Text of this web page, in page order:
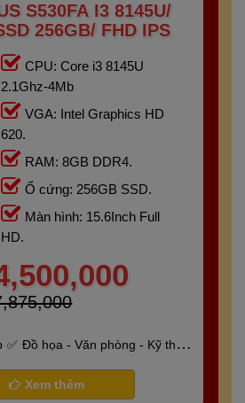
S530FA I3 8145U/
256GB/ FHD IPS
CPU: Core i3 8145U
2.1Ghz-4Mb
VGA: Intel Graphics HD
620.
RAM: 8GB DDR4.
Ổ cứng: 256GB SSD.
Màn hình: 15.6Inch Full
HD.
Đồ họa - Văn phòng - Kỹ thuật
6 tháng
Xem thêm